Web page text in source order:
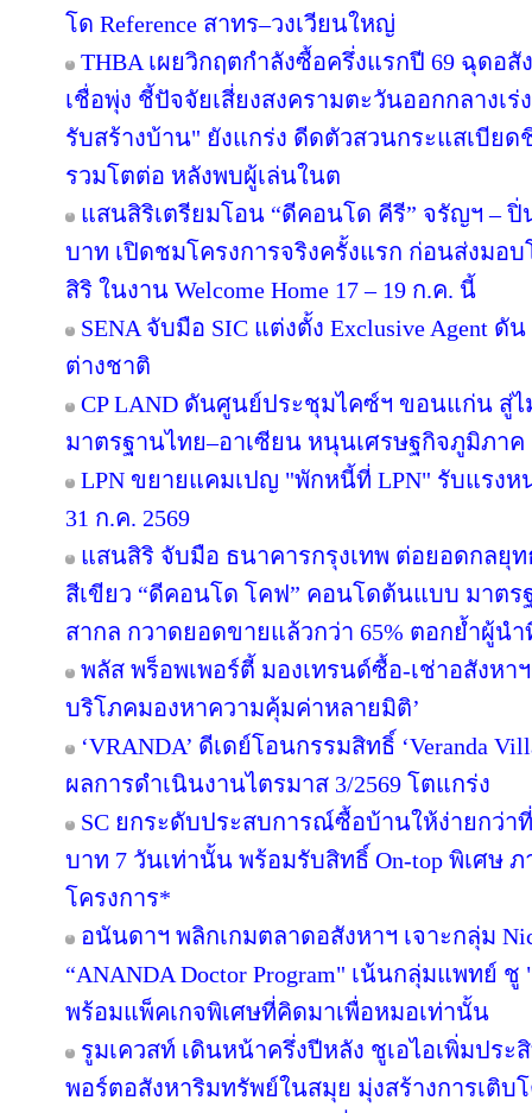
โด Reference สาทร–วงเวียนใหญ่
THBA เผยวิกฤตกำลังซื้อครึ่งแรกปี 69 ฉุดอ
เชื่อพุ่ง ชี้ปัจจัยเสี่ยงสงครามตะวันออกกลางเ
รับสร้างบ้าน" ยังแกร่ง ดีดตัวสวนกระแสเบีย
รวมโตต่อ หลังพบผู้เล่นในต
แสนสิริเตรียมโอน “ดีคอนโด คีรี” จรัญฯ – ปิ่
บาท เปิดชมโครงการจริงครั้งแรก ก่อนส่งม
สิริ ในงาน Welcome Home 17 – 19 ก.ค. นี้
SENA จับมือ SIC แต่งตั้ง Exclusive Agent ดั
ต่างชาติ
CP LAND ดันศูนย์ประชุมไคซ์ฯ ขอนแก่น สู่
มาตรฐานไทย–อาเซียน หนุนเศรษฐกิจภูมิภาค
LPN ขยายแคมเปญ "พักหนี้ที่ LPN" รับแรง
31 ก.ค. 2569
แสนสิริ จับมือ ธนาคารกรุงเทพ ต่อยอดกลยุ
สีเขียว “ดีคอนโด โคฟ” คอนโดต้นแบบ มาต
สากล กวาดยอดขายแล้วกว่า 65% ตอกย้ำผู้น
พลัส พร็อพเพอร์ตี้ มองเทรนด์ซื้อ-เช่าอสังหา
บริโภคมองหาความคุ้มค่าหลายมิติ’
‘VRANDA’ ดีเดย์โอนกรรมสิทธิ์ ‘Veranda
ผลการดำเนินงานไตรมาส 3/2569 โตแกร่ง
SC ยกระดับประสบการณ์ซื้อบ้านให้ง่ายกว่า
บาท 7 วันเท่านั้น พร้อมรับสิทธิ์ On-top พิเศษ ภ
โครงการ*
อนันดาฯ พลิกเกมตลาดอสังหาฯ เจาะกลุ่ม
“ANANDA Doctor Program" เน้นกลุ่มแพทย์
พร้อมแพ็คเกจพิเศษที่คิดมาเพื่อหมอเท่านั้น
รูมเควสท์ เดินหน้าครึ่งปีหลัง ชูเอไอเพิ่มปร
พอร์ตอสังหาริมทรัพย์ในสมุย มุ่งสร้างการเติ